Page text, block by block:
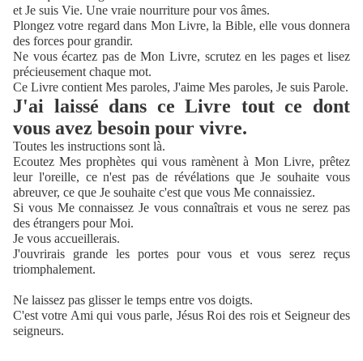
et Je suis Vie. Une vraie nourriture pour vos âmes.
Plongez votre regard dans Mon Livre, la Bible, elle vous donnera
des forces pour grandir.
Ne vous écartez pas de Mon Livre, scrutez en les pages et lisez
précieusement chaque mot.
Ce Livre contient Mes paroles, J'aime Mes paroles, Je suis Parole.
J'ai laissé dans ce Livre tout ce dont
vous avez besoin pour vivre.
Toutes les instructions sont là.
Ecoutez Mes prophètes qui vous ramènent à Mon Livre, prêtez
leur l'oreille, ce n'est pas de révélations que Je souhaite vous
abreuver, ce que Je souhaite c'est que vous Me connaissiez.
Si vous Me connaissez Je vous connaîtrais et vous ne serez pas
des étrangers pour Moi.
Je vous accueillerais.
J'ouvrirais grande les portes pour vous et vous serez reçus
triomphalement.
Ne laissez pas glisser le temps entre vos doigts.
C'est votre Ami qui vous parle, Jésus Roi des rois et Seigneur des
seigneurs.